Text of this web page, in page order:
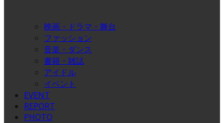
映画・ドラマ・舞台
ファッション
音楽・ダンス
書籍・雑誌
アイドル
イベント
EVENT
REPORT
PHOTO